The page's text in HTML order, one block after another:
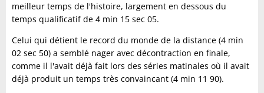
meilleur temps de l'histoire, largement en dessous du
temps qualificatif de 4 min 15 sec 05.
Celui qui détient le record du monde de la distance (4 min
02 sec 50) a semblé nager avec décontraction en finale,
comme il l'avait déjà fait lors des séries matinales où il avait
déjà produit un temps très convaincant (4 min 11 90).